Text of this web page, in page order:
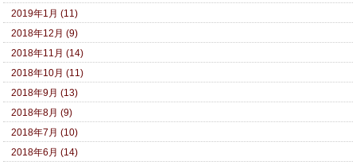
2019年1月 (11)
2018年12月 (9)
2018年11月 (14)
2018年10月 (11)
2018年9月 (13)
2018年8月 (9)
2018年7月 (10)
2018年6月 (14)